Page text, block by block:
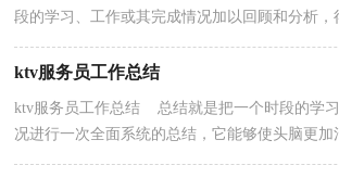
段的学习、工作或其完成情况加以回顾和分析
ktv服务员工作总结
ktv服务员工作总结 总结就是把一个时段的学
况进行一次全面系统的总结，它能够使头脑更加
确，不如静下心来好好写写总结吧。那么我们该